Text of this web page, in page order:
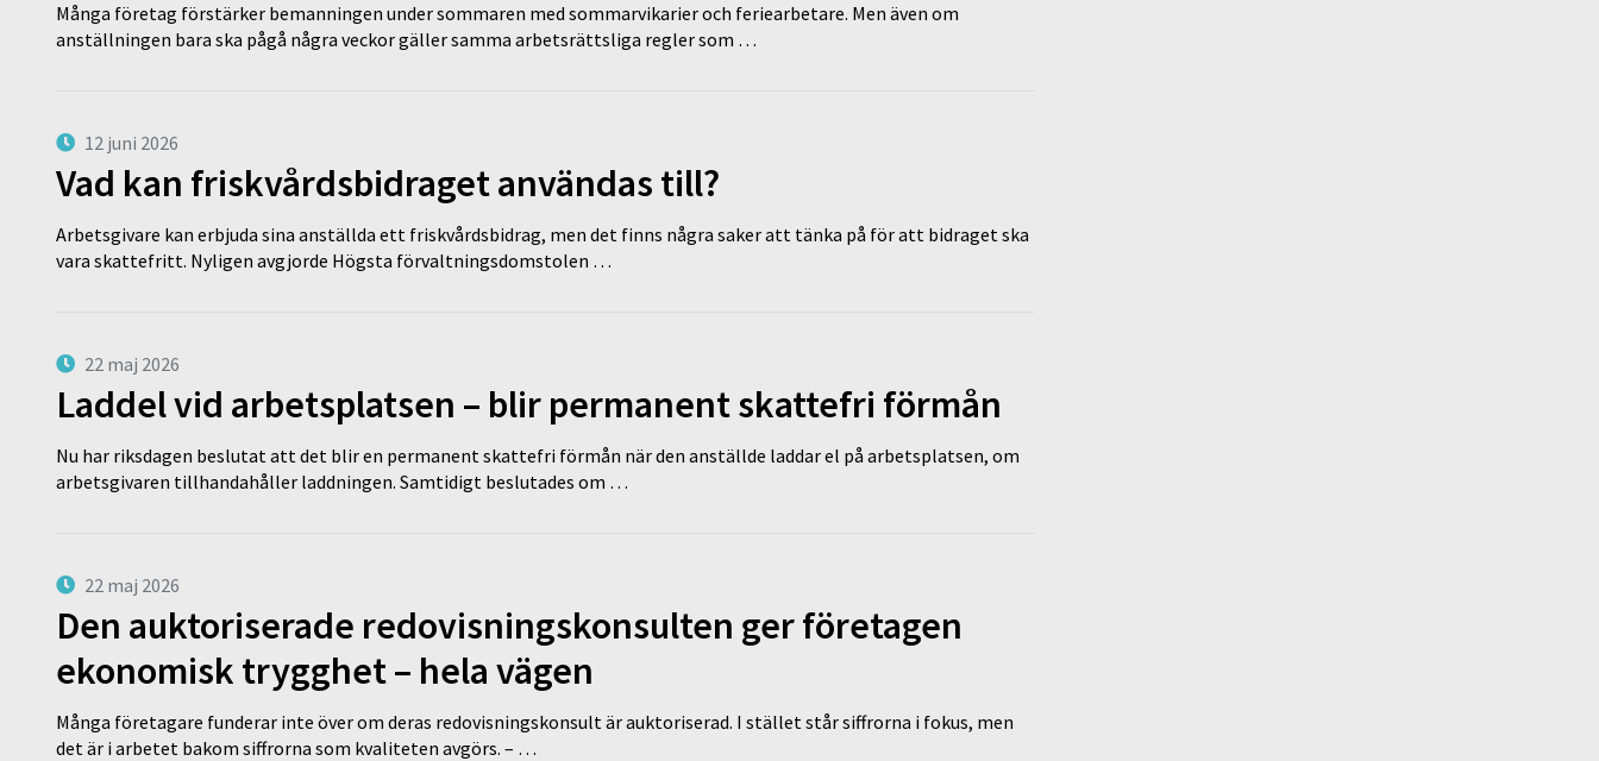
Många företag förstärker bemanningen under sommaren med sommarvikarier och feriearbetare. Men även om
anställningen bara ska pågå några veckor gäller samma arbetsrättsliga regler som …
12 juni 2026
Vad kan friskvårdsbidraget användas till?
Arbetsgivare kan erbjuda sina anställda ett friskvårdsbidrag, men det finns några saker att tänka på för att bidraget ska
vara skattefritt. Nyligen avgjorde Högsta förvaltningsdomstolen …
22 maj 2026
Laddel vid arbetsplatsen – blir permanent skattefri förmån
Nu har riksdagen beslutat att det blir en permanent skattefri förmån när den anställde laddar el på arbetsplatsen, om
arbetsgivaren tillhandahåller laddningen. Samtidigt beslutades om …
22 maj 2026
Den auktoriserade redovisningskonsulten ger företagen
ekonomisk trygghet – hela vägen
Många företagare funderar inte över om deras redovisningskonsult är auktoriserad. I stället står siffrorna i fokus, men
det är i arbetet bakom siffrorna som kvaliteten avgörs. – …